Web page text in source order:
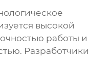
высокой
работы и
Разработчики